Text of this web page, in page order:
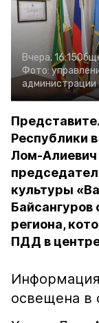
Вчера, 16:15
Фото:
администрации
Республики
Лом-Алиевич
культуры
Байсангуров
региона,
ПДД в
освещена в